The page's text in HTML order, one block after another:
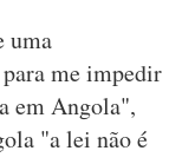
uma
me impedir
em Angola",
"a lei não é